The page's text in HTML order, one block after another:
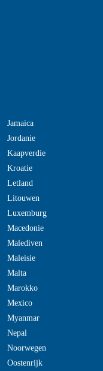
Jamaica
Jordanie
Kaapverdie
Kroatie
Letland
Litouwen
Luxemburg
Macedonie
Malediven
Maleisie
Malta
Marokko
Mexico
Myanmar
Nepal
Noorwegen
Oostenrijk